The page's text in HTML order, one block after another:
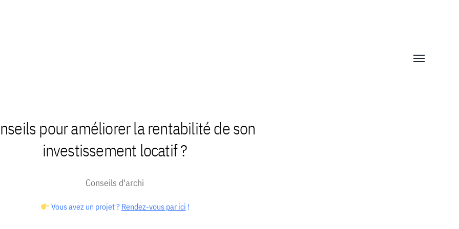
Afficher/
pour améliorer la rentabilité de son
investissement locatif ?
Conseils d'archi
Vous avez un projet ? Rendez-vous par ici !